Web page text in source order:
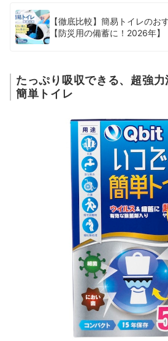
【徹底比較】簡易トイレのお
【防災用の備蓄に！2026年】
たっぷり吸収できる、超強
簡単トイレ